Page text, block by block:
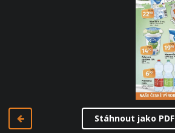
Stáhnout jako PDF